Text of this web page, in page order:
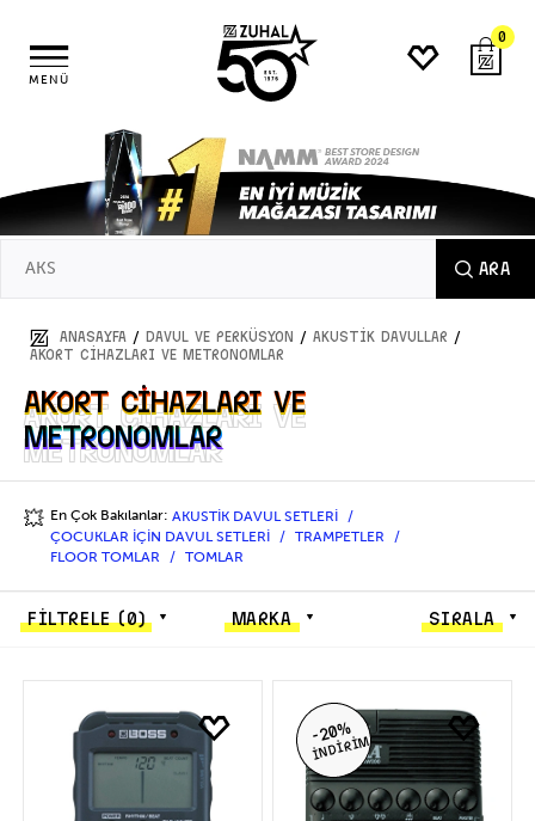
MENÜ
0
ARA
ANASAYFA / DAVUL ve PERKÜSYON / AKUSTİK DAVULLAR /
AKORT CİHAZLARI VE METRONOMLAR
AKORT CİHAZLARI VE
METRONOMLAR
AKORT CİHAZLARI VE
METRONOMLAR
💥 En Çok Bakılanlar: AKUSTİK DAVUL SETLERİ
ÇOCUKLAR İÇİN DAVUL SETLERİ
TRAMPETLER
FLOOR TOMLAR
TOMLAR
FİLTRELE(0) MARKA SIRALA
-20%
İNDİRİM